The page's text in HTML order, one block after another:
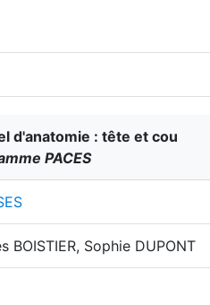
d'anatomie : tête et cou
PACES
BOISTIER, Sophie DUPONT